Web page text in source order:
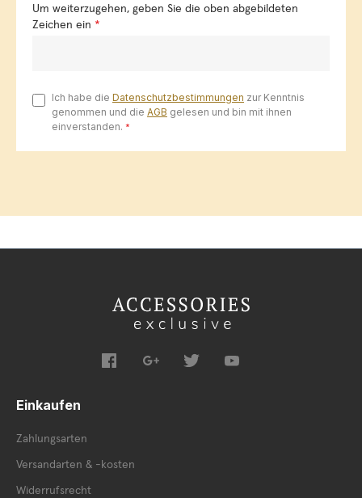
Um weiterzugehen, geben Sie die oben abgebildeten
Zeichen ein *
Ich habe die Datenschutzbestimmungen zur Kenntnis
genommen und die AGB gelesen und bin mit ihnen
einverstanden. *
Einkaufen
Zahlungsarten
Versandarten & -kosten
Widerrufsrecht